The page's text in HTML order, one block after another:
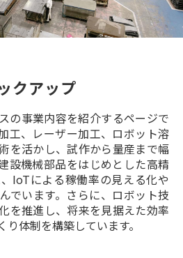
クアップ
の事業内容を紹介するページで
工、レーザー加工、ロボット溶
を活かし、試作から量産まで幅
設機械部品をはじめとした高精
IoTによる稼働率の見える化や
でいます。さらに、ロボット技
を推進し、将来を見据えた効率
体制を構築しています。